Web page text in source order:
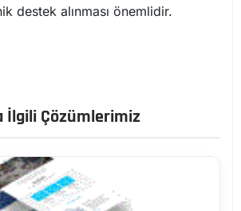
destek alınması önemlidir.
İlgili Çözümlerimiz